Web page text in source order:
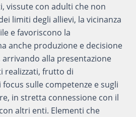
vissute con adulti che non
limiti degli allievi, la vicinanza
e favoriscono la
anche produzione e decisione
arrivando alla presentazione
realizzati, frutto di
sulle competenze e sugli
in stretta connessione con il
altri enti. Elementi che